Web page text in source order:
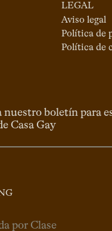
LEGAL
Aviso legal
Política de
Política de
nuestro boletín para
Casa Gay
por Clase